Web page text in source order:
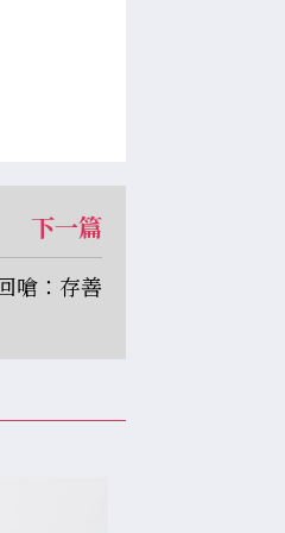
下一篇
嗆：存善